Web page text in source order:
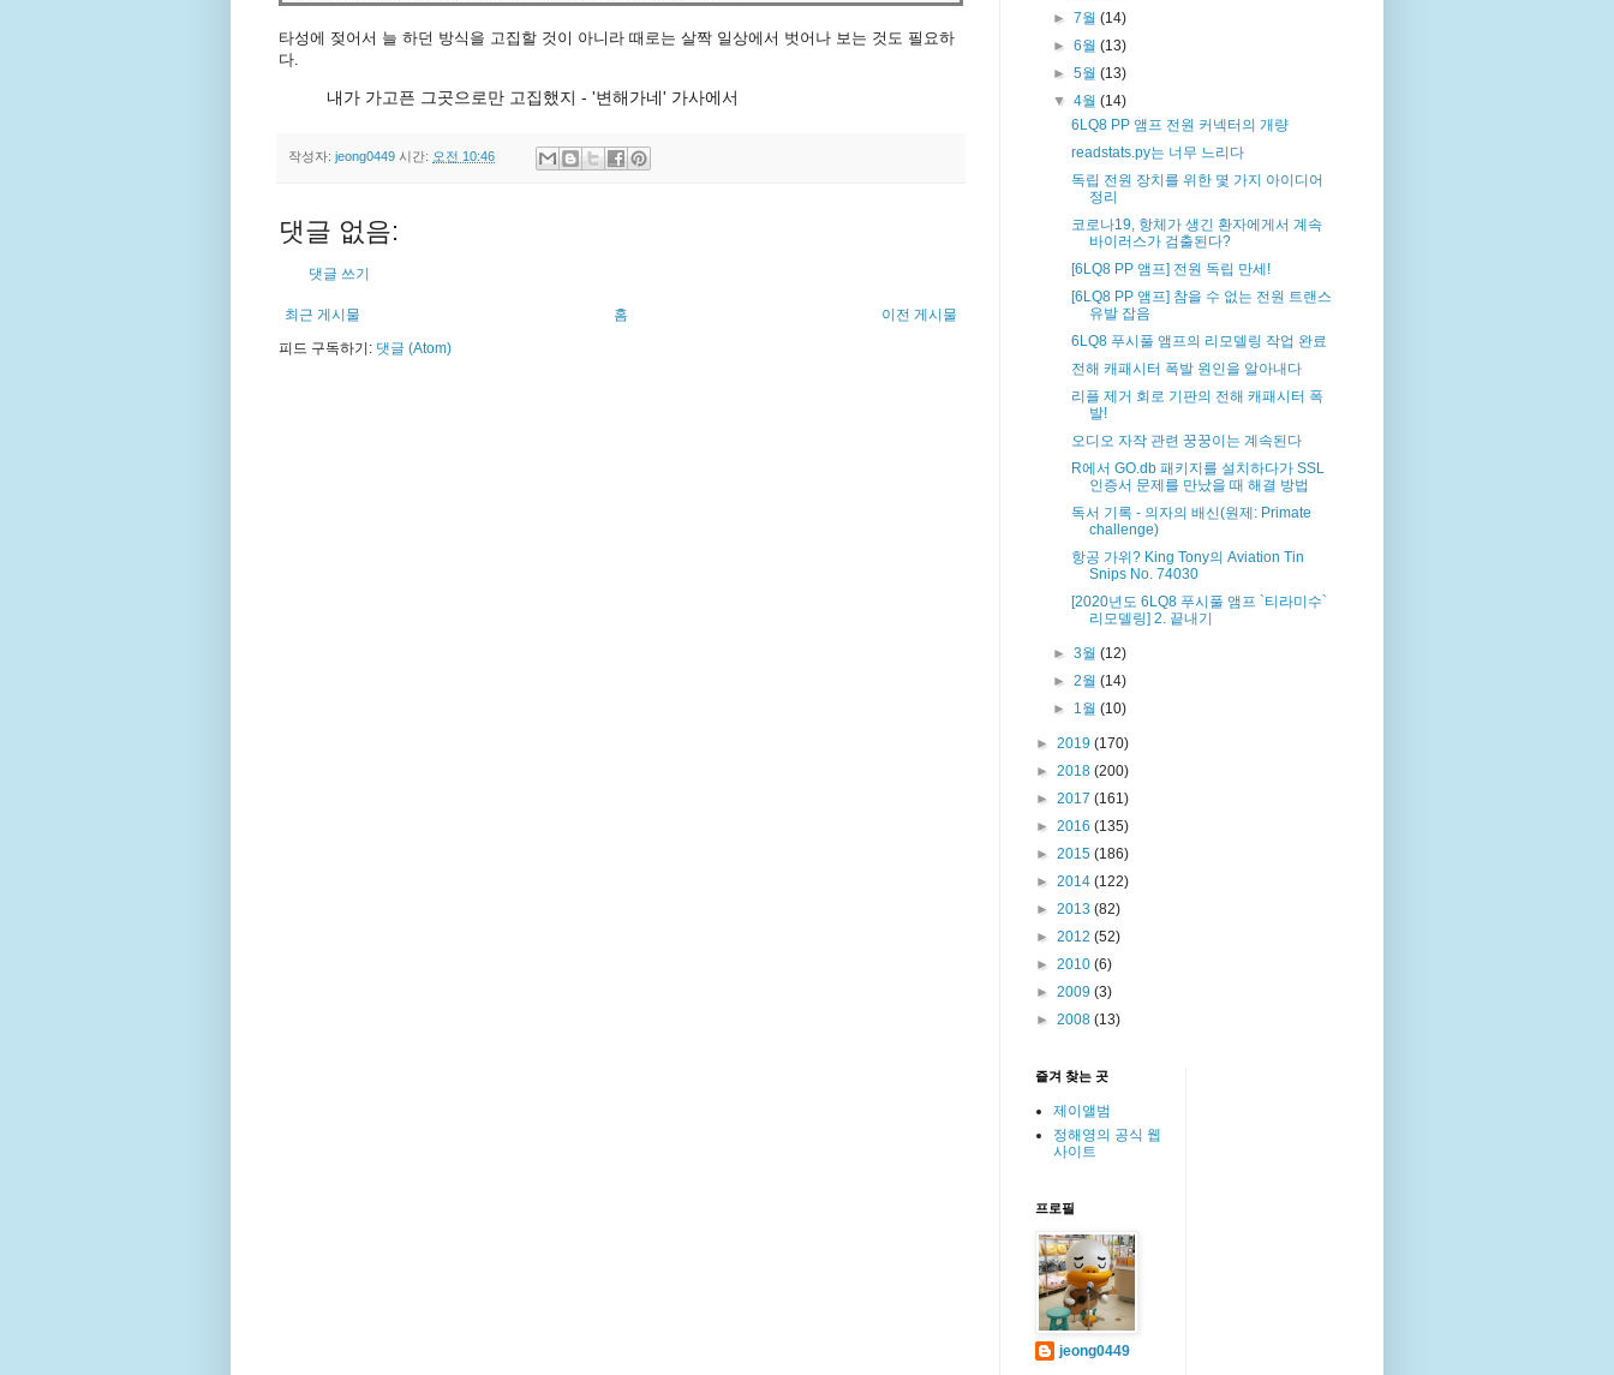
타성에 젖어서 늘 하던 방식을 고집할 것이 아니라 때로는 살짝 일상에서 벗어나 보는 것도 필요하
다.
내가 가고픈 그곳으로만 고집했지 - '변해가네' 가사에서
작성자: jeong0449 시간: 오전 10:46
댓글 없음:
댓글 쓰기
최근 게시물 이전 게시물
홈
피드 구독하기: 댓글 (Atom)
►7월(14)
►6월(13)
►5월(13)
▼4월(14)
6LQ8 PP 앰프 전원 커넥터의 개량
readstats.py는 너무 느리다
독립 전원 장치를 위한 몇 가지 아이디어
정리
코로나19, 항체가 생긴 환자에게서 계속
바이러스가 검출된다?
[6LQ8 PP 앰프] 전원 독립 만세!
[6LQ8 PP 앰프] 참을 수 없는 전원 트랜스
유발 잡음
6LQ8 푸시풀 앰프의 리모델링 작업 완료
전해 캐패시터 폭발 원인을 알아내다
리플 제거 회로 기판의 전해 캐패시터 폭
발!
오디오 자작 관련 꿍꿍이는 계속된다
R에서 GO.db 패키지를 설치하다가 SSL
인증서 문제를 만났을 때 해결 방법
독서 기록 - 의자의 배신(원제: Primate
challenge)
항공 가위? King Tony의 Aviation Tin
Snips No. 74030
[2020년도 6LQ8 푸시풀 앰프 `티라미수`
리모델링] 2. 끝내기
►3월(12)
►2월(14)
► 1월(10)
► 2019 (170)
► 2018 (200)
► 2017 (161)
► 2016 (135)
► 2015 (186)
► 2014 (122)
► 2013 (82)
► 2012 (52)
► 2010 (6)
► 2009 (3)
► 2008 (13)
즐겨 찾는 곳
제이앨범
정해영의 공식 웹
사이트
프로필
jeong0449